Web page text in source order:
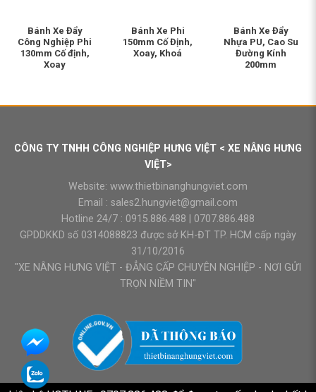
Bánh Xe Đẩy
Công Nghiệp Phi
130mm Cố định,
Xoay
Bánh Xe Phi
150mm Cố Định,
Xoay, Khoá
Bánh Xe Đẩy
Nhựa PU, Cao Su
Đường Kính
200mm
CÔNG TY TNHH CÔNG NGHIỆP HƯNG VIỆT < XE NÂNG HƯNG
VIỆT>
Website: www.thietbinanghungviet.com
Email : sales2.hungviet@gmail.com
Hotline 24/7 : 0915.886.488
0707.886.488
GPDDKKD số 0314088823 được sở KH-ĐT TP. HCM cấp ngày
31/10/2016
"XE NÂNG HƯNG VIỆT - ĐẲNG CẤP CHUYÊN NGHIỆP - NƠI GỬI
TRỌN NIỀM TIN"